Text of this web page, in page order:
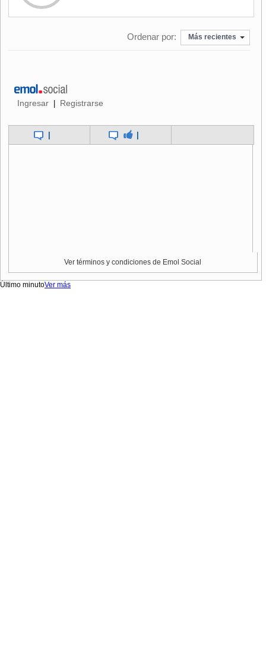
Ordenar por: Más recientes
Ingresar | Registrarse
| |
Ver términos y condiciones de Emol Social
Último minutoVer más